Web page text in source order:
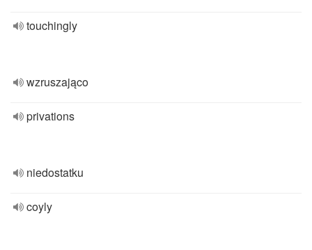
touchingly
wzruszająco
privations
niedostatku
coyly